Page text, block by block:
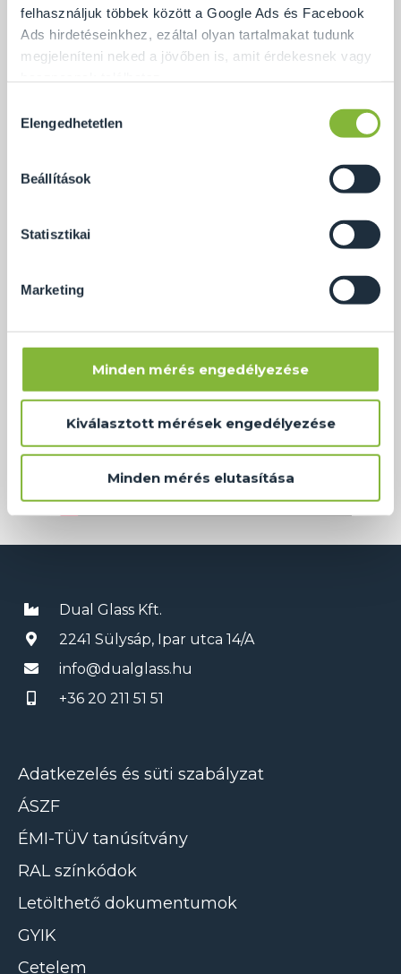
felhasználjuk többek között a Google Ads és Facebook
Ads hirdetéseinkhez, ezáltal olyan tartalmakat tudunk
megjeleníteni neked a jövőben is, amit érdekesnek vagy
Ennek a biztosításához
arra kérünk, hogy engedd meg
Természetesen
soha semmilyen formában nem fogunk visszaélni ezzel
és később bármikor megváltoztathatod a döntésed ezzel
kiválasztása
Elengedhetetlen
Beállítások
Statisztikai
Marketing
Minden mérés engedélyezése
Kiválasztott mérések engedélyezése
Minden mérés elutasítása
Dual Glass Kft.
2241 Sülysáp, Ipar utca 14/A
info@dualglass.hu
+36 20 211 51 51
Adatkezelés és süti szabályzat
ÁSZF
ÉMI-TÜV tanúsítvány
RAL színkódok
Letölthető dokumentumok
GYIK
Cetelem